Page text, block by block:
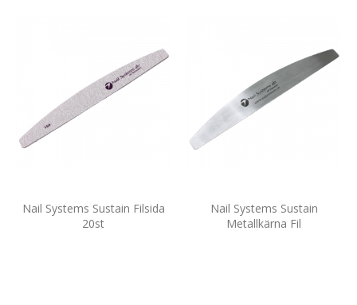
Nail Systems Sustain Filsida
20st
Nail Systems Sustain
Metallkärna Fil